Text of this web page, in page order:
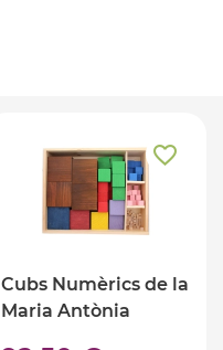
Cubs Numèrics de la
Maria Antònia